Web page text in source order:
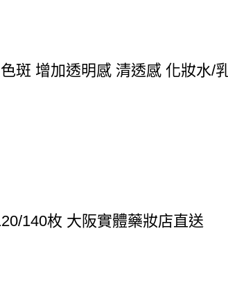
斑 增加透明感 清透感 化妝水/
140枚 大阪實體藥妝店直送